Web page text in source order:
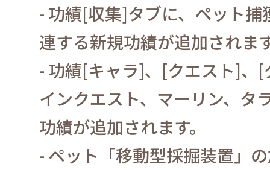
- 功績[収集]タブに、ペット
連する新規功績が追加されま
- 功績[キャラ]、 [クエスト]、 [
インクエスト、マーリン、タ
功績が追加されます。
- ペット「移動型採掘装置」